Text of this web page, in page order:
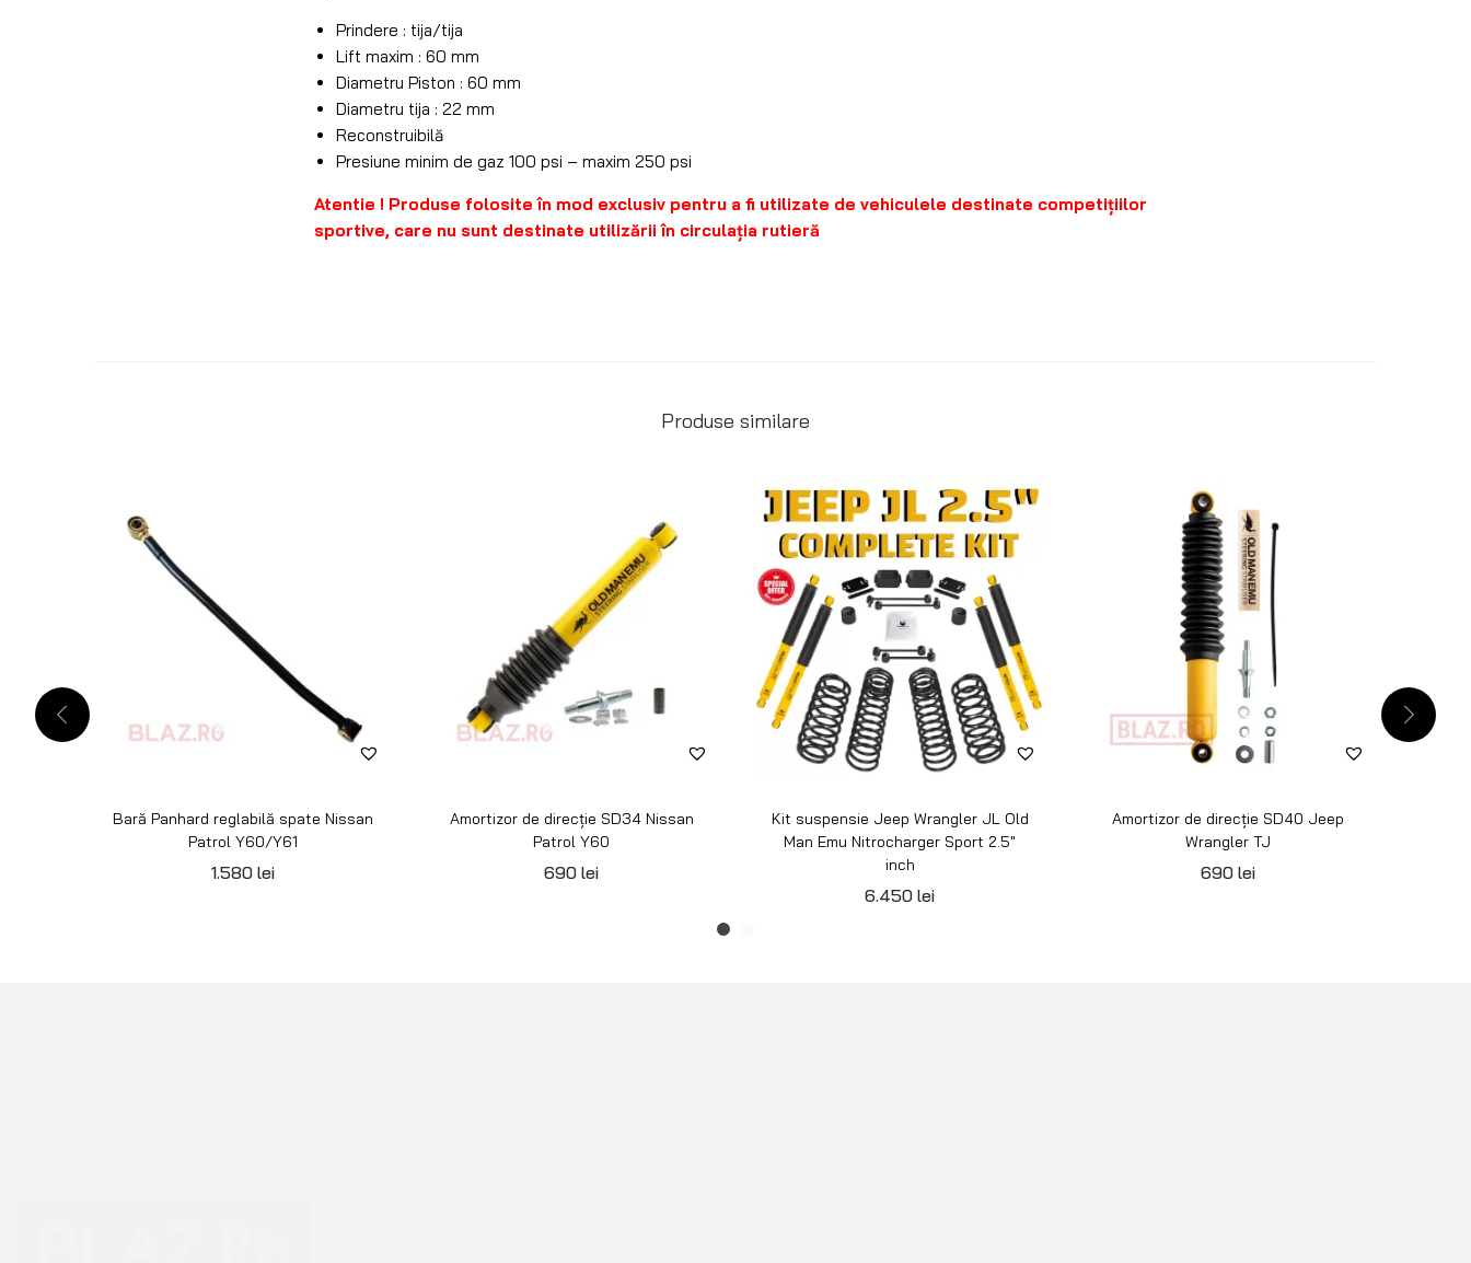
Prindere : tija/tija
Lift maxim : 60 mm
Diametru Piston : 60 mm
Diametru tija : 22 mm
Reconstruibilă
Presiune minim de gaz 100 psi – maxim 250 psi
Atentie ! Produse folosite în mod exclusiv pentru a fi utilizate de vehiculele destinate competiţiilor
sportive, care nu sunt destinate utilizării în circulaţia rutieră
Produse similare
Bară Panhard reglabilă spate Nissan
Patrol Y60/Y61
1.580 lei
Amortizor de direcție SD34 Nissan
Patrol Y60
690 lei
Kit suspensie Jeep Wrangler JL Old
Man Emu Nitrocharger Sport 2.5″
inch
6.450 lei
Amortizor de direcție SD40 Jeep
Wrangler TJ
690 lei